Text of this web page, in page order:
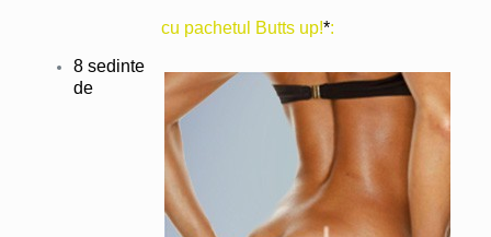
cu pachetul Butts up!*:
8 sedinte
de